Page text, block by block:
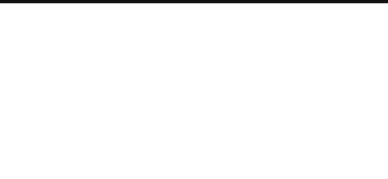
Steeltown